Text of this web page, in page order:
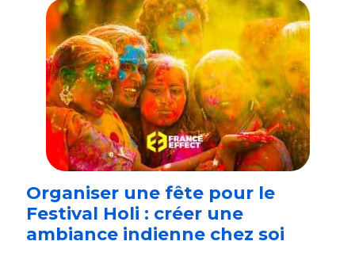
Organiser une fête pour le
Festival Holi : créer une
ambiance indienne chez soi